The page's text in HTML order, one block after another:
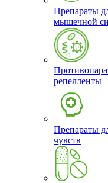
Препараты
мышечной
репелленты
Препараты
чувств